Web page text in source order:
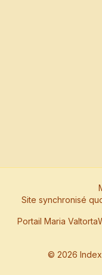
Site synchronisé
Portail Maria Valtorta
© 2026